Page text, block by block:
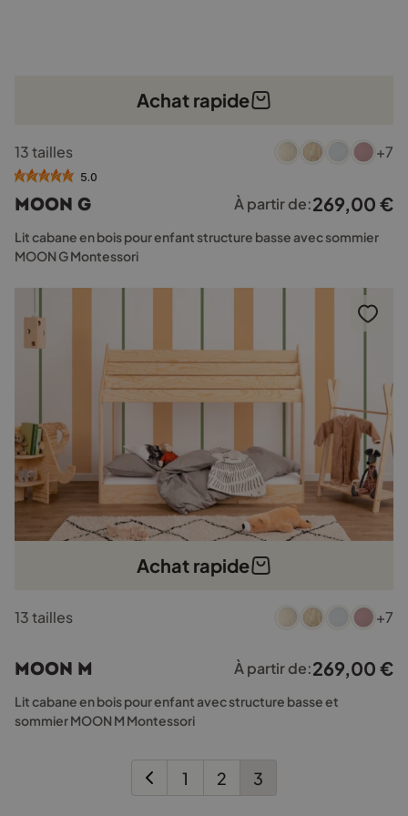
Achat rapide
produit
a
variations.
Les
options
être
sur
la
13 tailles +7
5.0
MOON G À partir de:269,00 €
Lit cabane en bois pour enfant structure basse avec sommier
MOON G Montessori
Achat rapide
produit
variations.
Les
options
13 tailles +7
MOON M À partir de:269,00 €
Lit cabane en bois pour enfant avec structure basse et
sommier MOON M Montessori
1 2 3